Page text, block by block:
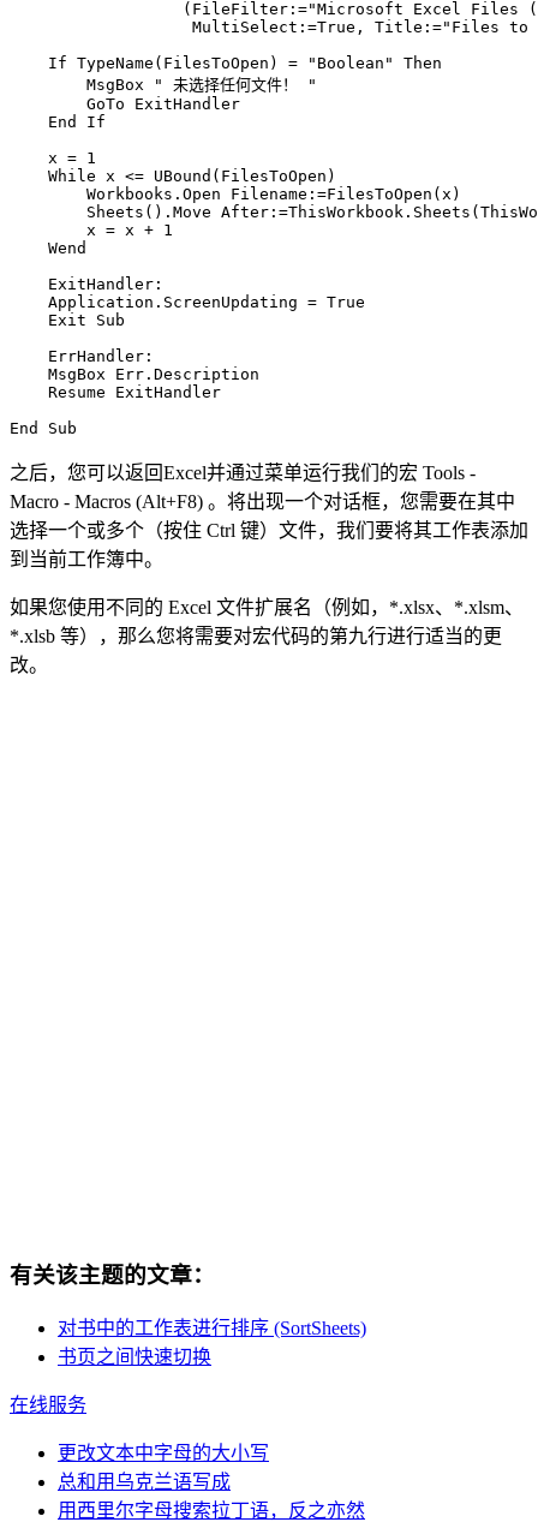
(FileFilter:="Microsoft Excel Files
MultiSelect:=True, Title:="Files to
    If TypeName(FilesToOpen) = "Boolean" Then
        MsgBox " 未选择任何文件！ "
        GoTo ExitHandler
    End If
    x = 1
    While x <= UBound(FilesToOpen)
        Workbooks.Open Filename:=FilesToOpen(x)
Sheets().Move
        x = x + 1
    Wend
    ExitHandler:
    Application.ScreenUpdating = True
    Exit Sub
    ErrHandler:
    MsgBox Err.Description
    Resume ExitHandler
之后，您可以返回Excel并通过菜单运行我们的宏 Tools -
Macro - Macros (Alt+F8) 。将出现一个对话框，您需要在其中
选择一个或多个（按住 Ctrl 键）文件，我们要将其工作表添加
到当前工作簿中。
如果您使用不同的 Excel 文件扩展名（例如，*.xlsx、*.xlsm、
*.xlsb 等），那么您将需要对宏代码的第九行进行适当的更
改。
有关该主题的文章：
对书中的工作表进行排序 (SortSheets)
书页之间快速切换
在线服务
更改文本中字母的大小写
总和用乌克兰语写成
用西里尔字母搜索拉丁语，反之亦然